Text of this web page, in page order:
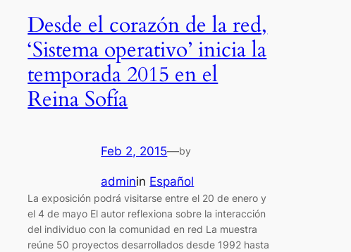
Desde el corazón de la red,
‘Sistema operativo’ inicia la
temporada 2015 en el
Reina Sofía
Feb 2, 2015—by
adminin Español
La exposición podrá visitarse entre el 20 de enero y
el 4 de mayo El autor reflexiona sobre la interacción
del individuo con la comunidad en red La muestra
reúne 50 proyectos desarrollados desde 1992 hasta